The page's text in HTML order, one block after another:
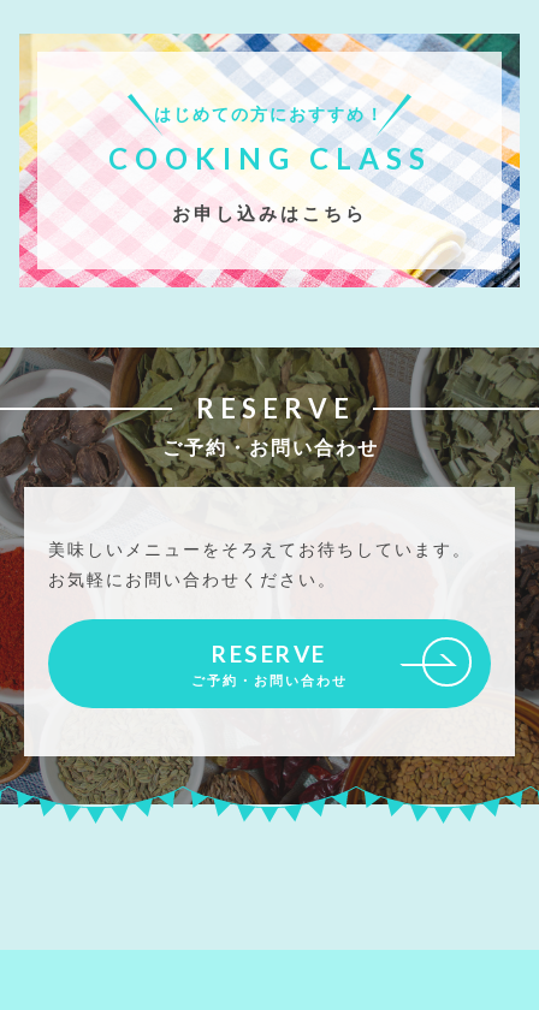
はじめての方におすすめ！
COOKING CLASS
お申し込みはこちら
RESERVE
ご予約・お問い合わせ
美味しいメニューをそろえてお待ちしています。
お気軽にお問い合わせください。
RESERVE
ご予約・お問い合わせ